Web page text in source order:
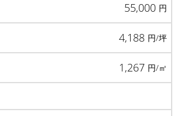
55,000 円
4,188 円/坪
1,267 円/㎡